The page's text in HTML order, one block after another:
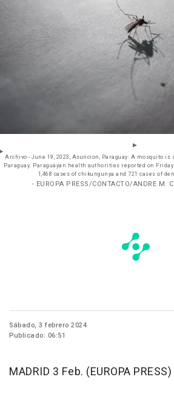
Archivo - June 19, 2023, Asuncion, Paraguay: A mosquito
Paraguay. Paraguayan health authorities reported on
1,468 cases of chikungunya and 721 cases of
- EUROPA PRESS/CONTACTO/ANDRE M.
Sábado, 3 febrero 2024
Publicado: 06:51
MADRID 3 Feb. (EUROPA